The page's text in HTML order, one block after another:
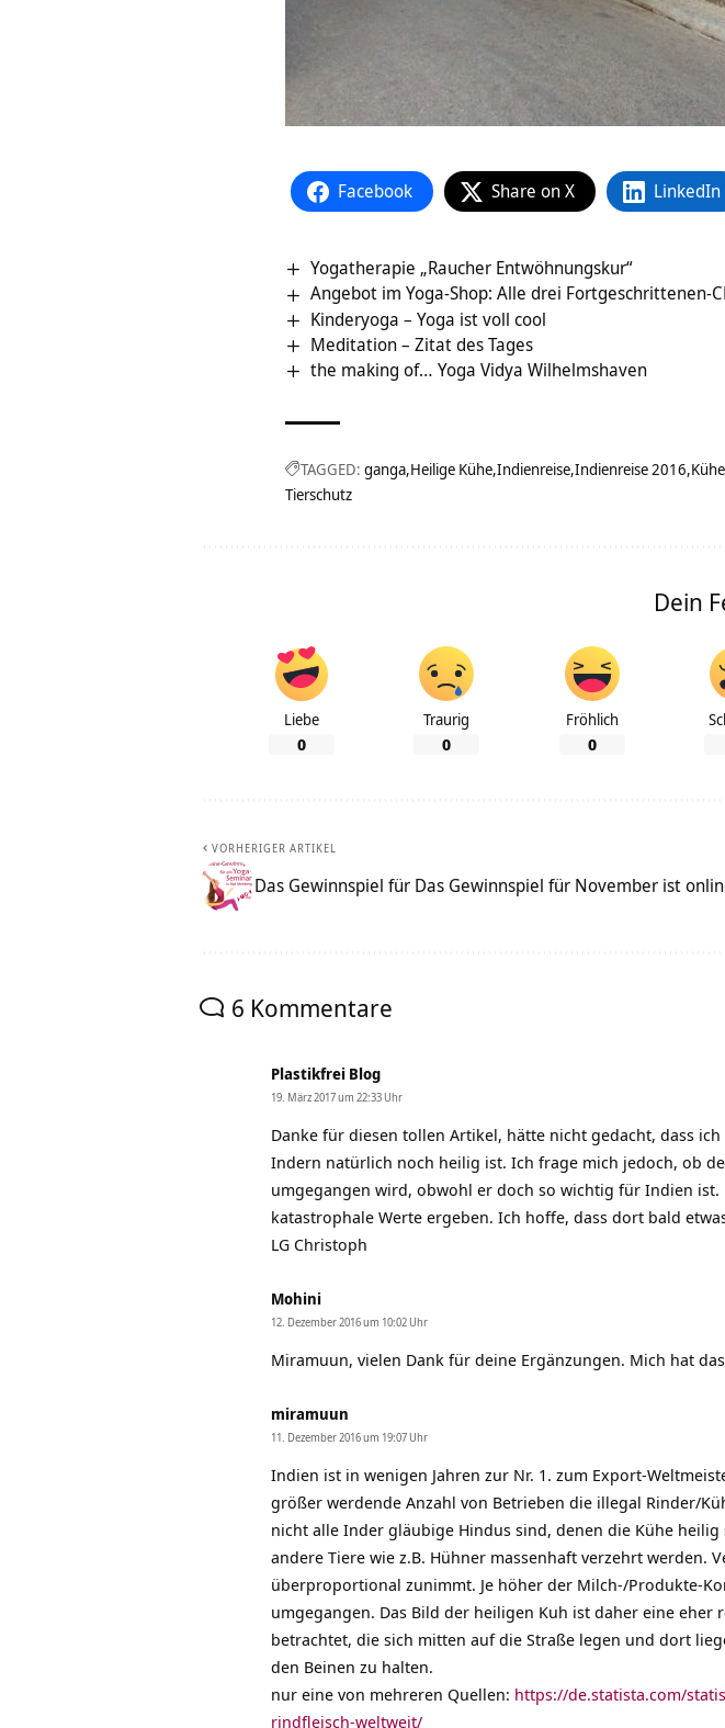
Facebook Share on X LinkedIn
Yogatherapie „Raucher Entwöhnungskur“
Angebot im Yoga-Shop: Alle drei Fortgeschrittenen-
Kinderyoga – Yoga ist voll cool
Meditation – Zitat des Tages
the making of… Yoga Vidya Wilhelmshaven
TAGGED: ganga Heilige Kühe Indienreise Indienreise 2016
Tierschutz
Dein
Liebe
0
Traurig
0
Fröhlich
0
VORHERIGER ARTIKEL
Das Gewinnspiel für Das Gewinnspiel für November ist
6 Kommentare
Plastikfrei Blog
19. März 2017 um 22:33 Uhr
Danke für diesen tollen Artikel, hätte nicht gedacht, dass
Indern natürlich noch heilig ist. Ich frage mich jedoch, ob
umgegangen wird, obwohl er doch so wichtig für Indien
katastrophale Werte ergeben. Ich hoffe, dass dort bald
LG Christoph
Mohini
12. Dezember 2016 um 10:02 Uhr
Miramuun, vielen Dank für deine Ergänzungen. Mich hat
miramuun
11. Dezember 2016 um 19:07 Uhr
Indien ist in wenigen Jahren zur Nr. 1. zum Export-
größer werdende Anzahl von Betrieben die illegal Rinder/
nicht alle Inder gläubige Hindus sind, denen die Kühe
andere Tiere wie z.B. Hühner massenhaft verzehrt
überproportional zunimmt. Je höher der Milch-/Produkte-
umgegangen. Das Bild der heiligen Kuh ist daher eine
betrachtet, die sich mitten auf die Straße legen und dort
den Beinen zu halten.
nur eine von mehreren Quellen: https://de.statista.com/
rindfleisch-weltweit/